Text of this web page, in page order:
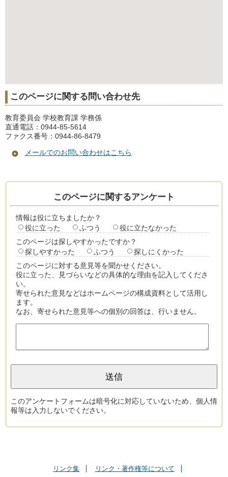
このページに関する問い合わせ先
教育委員会 学校教育課 学務係
直通電話：0944-85-5614
ファクス番号：0944-86-8479
メールでのお問い合わせはこちら
このページに関するアンケート
情報は役に立ちましたか？
役に立った
ふつう
役に立たなかった
このページは探しやすかったですか？
探しやすかった
ふつう
探しにくかった
このページに対する意見等を聞かせください。
役に立った、見づらいなどの具体的な理由を記入してくださ
い。
寄せられた意見などはホームページの構成資料として活用し
ます。
なお、寄せられた意見等への個別の回答は、行いません。
このアンケートフォームは暗号化に対応していないため、個人情
報等は入力しないでください。
リンク集 リンク・著作権等について